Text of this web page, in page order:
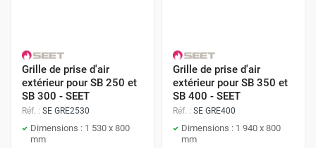
Grille de prise d'air
extérieur pour SB 250 et
SB 300 - SEET
Réf. : SE GRE2530
Dimensions : 1 530 x 800
mm
Grille de prise d'air
extérieur pour SB 350 et
SB 400 - SEET
Réf. : SE GRE400
Dimensions : 1 940 x 800
mm